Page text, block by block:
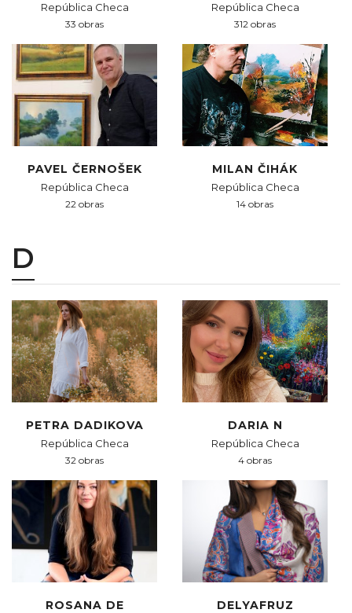
República Checa
33 obras
República Checa
312 obras
PAVEL ČERNOŠEK
República Checa
22 obras
MILAN ČIHÁK
República Checa
14 obras
D
PETRA DADIKOVA
República Checa
32 obras
DARIA N
República Checa
4 obras
ROSANA DE
DELYAFRUZ